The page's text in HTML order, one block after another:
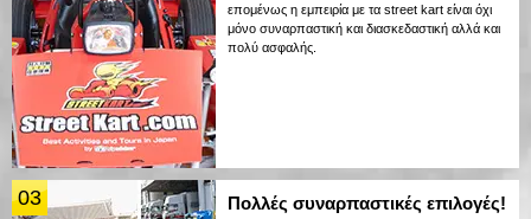
επομένως η εμπειρία με τα street kart είναι όχι
μόνο συναρπαστική και διασκεδαστική αλλά και
πολύ ασφαλής.
03 Πολλές συναρπαστικές επιλογές!